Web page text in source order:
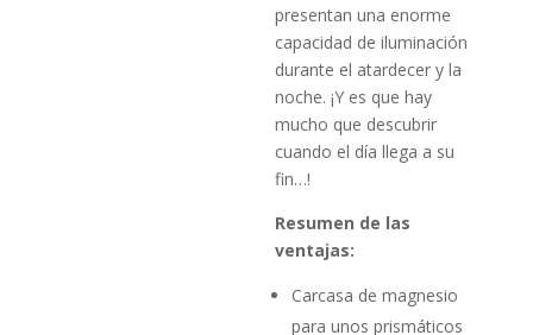
presentan una enorme
capacidad de iluminación
durante el atardecer y la
noche. ¡Y es que hay
mucho que descubrir
cuando el día llega a su
fin…!
Resumen de las
ventajas:
Carcasa de magnesio
para unos prismáticos